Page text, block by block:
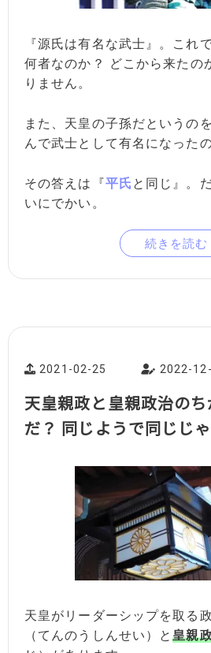
『源氏は有名な武士』。これ
何者なのか？ どこから来たの
りません。
また、天皇の子孫だというの
んで武士として有名になった
その答えは『平氏 と同じ』。
いにでかい。
続きを読む
2021-02-25 2022-
天皇親政と皇親政治の
だ？ 同じようで同じじゃ
天皇がリーダーシップを取る
（てんのうしんせい）と皇親